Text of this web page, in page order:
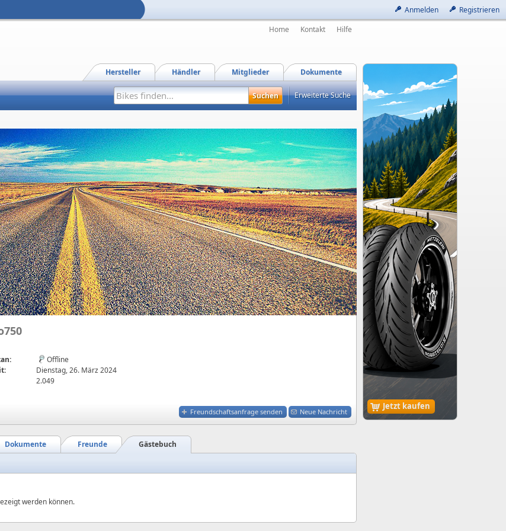
Anmelden Registrieren
Jetzt kaufen
Home Kontakt Hilfe
Dokumente
Mitglieder
Händler
Hersteller
Erweiterte Suche
Offline
Dienstag, 26. März 2024
2.049
Freundschaftsanfrage senden Neue Nachricht
Gästebuch
Freunde
Dokumente
werden können.